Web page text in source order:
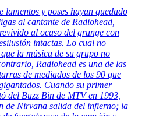
lamentos y poses hayan quedado
al cantante de Radiohead,
al ocaso del grunge con
intactas. Lo cual no
la música de su grupo no
Radiohead es una de las
de mediados de los 90 que
Cuando su primer
del Buzz Bin de MTV en 1993,
de Nirvana salida del infierno; la